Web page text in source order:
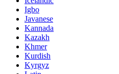
Igbo
Javanese
Kannada
Kazakh
Khmer
Kurdish
Kyrgyz